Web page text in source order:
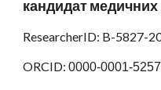
кандидат
ResearcherID: B-5827-
ORCID:0000-0001-